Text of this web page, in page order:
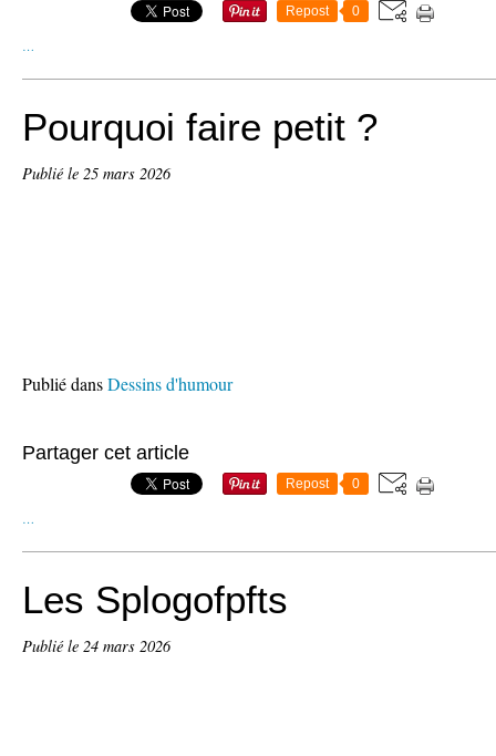
Repost 0
…
Pourquoi faire petit ?
Publié le 25 mars 2026
Publié dansDessins d'humour
Partager cet article
Repost 0
…
Les Splogofpfts
Publié le 24 mars 2026